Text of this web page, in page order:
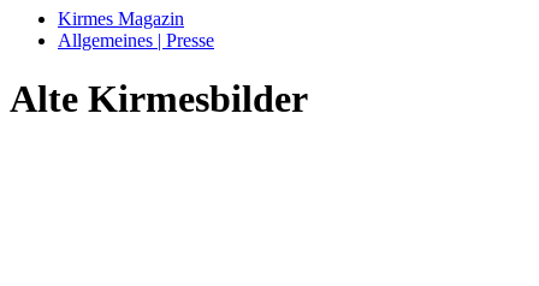
Kirmes Magazin
Allgemeines | Presse
Alte Kirmesbilder